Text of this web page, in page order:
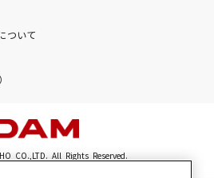
ついて
CO.,LTD. All Rights Reserved.